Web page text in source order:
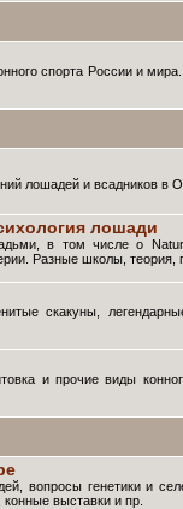
спорта России и
лошадей и всадников в
лошади
в том числе о
Разные школы, теория,
скакуны,
и прочие виды
вопросы генетики и
выставки и пр.